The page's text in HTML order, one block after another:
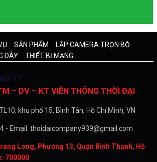
SẢN PHẨM
LẮP CAMERA TRỌN BỘ
DÂY
THIẾT BỊ MẠNG
TY
– DV – KT VIỄN THÔNG THỜI ĐẠI
khu phố 15, Bình Tân, Hồ Chí Minh, VN
- Email: thoidaicompany939@gmail.com
Long, Phường 13, Quận Bình Thạnh, Hồ
700000